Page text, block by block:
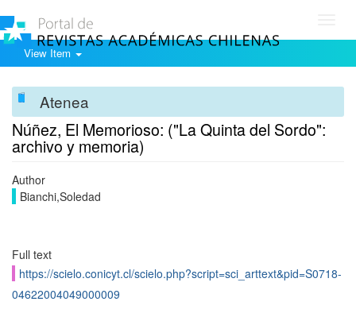
View Item
Atenea
Núñez, El Memorioso: ("La Quinta del Sordo":
archivo y memoria)
Author
Bianchi,Soledad
Full text
https://scielo.conicyt.cl/scielo.php?script=sci_arttext&pid=S0718-
04622004049000009